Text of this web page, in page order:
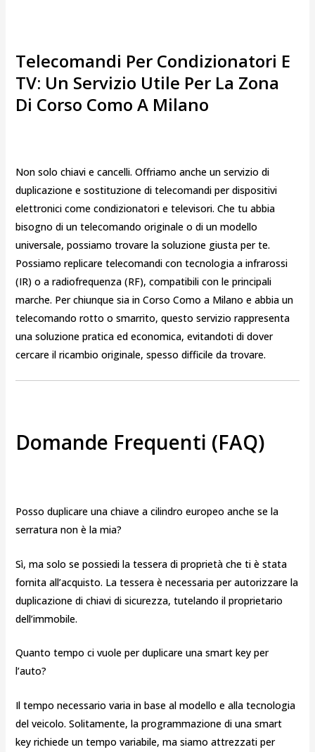
Telecomandi Per Condizionatori E
TV: Un Servizio Utile Per La Zona
Di Corso Como A Milano
Non solo chiavi e cancelli. Offriamo anche un servizio di
duplicazione e sostituzione di telecomandi per dispositivi
elettronici come condizionatori e televisori. Che tu abbia
bisogno di un telecomando originale o di un modello
universale, possiamo trovare la soluzione giusta per te.
Possiamo replicare telecomandi con tecnologia a infrarossi
(IR) o a radiofrequenza (RF), compatibili con le principali
marche. Per chiunque sia in Corso Como a Milano e abbia un
telecomando rotto o smarrito, questo servizio rappresenta
una soluzione pratica ed economica, evitandoti di dover
cercare il ricambio originale, spesso difficile da trovare.
Domande Frequenti (FAQ)
Posso duplicare una chiave a cilindro europeo anche se la
serratura non è la mia?
Sì, ma solo se possiedi la tessera di proprietà che ti è stata
fornita all’acquisto. La tessera è necessaria per autorizzare la
duplicazione di chiavi di sicurezza, tutelando il proprietario
dell’immobile.
Quanto tempo ci vuole per duplicare una smart key per
l’auto?
Il tempo necessario varia in base al modello e alla tecnologia
del veicolo. Solitamente, la programmazione di una smart
key richiede un tempo variabile, ma siamo attrezzati per